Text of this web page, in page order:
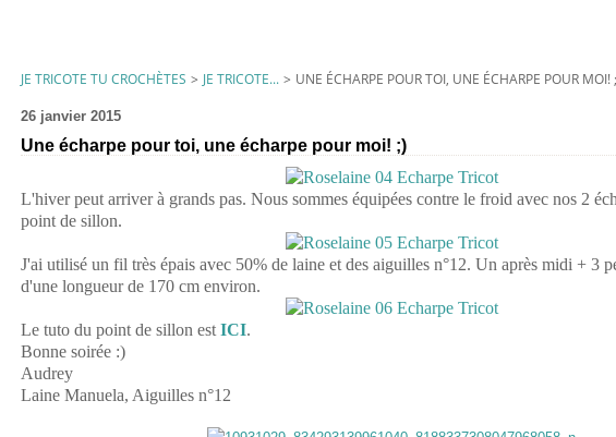
JE TRICOTE TU CROCHÈTES > JE TRICOTE... > UNE ÉCHARPE POUR TOI, UNE ÉCHARPE POUR MOI!
26 janvier 2015
Une écharpe pour toi, une écharpe pour moi! ;)
L'hiver peut arriver à grands pas. Nous sommes équipées contre le froid avec nos 2
point de sillon.
J'ai utilisé un fil très épais avec 50% de laine et des aiguilles n°12. Un après midi + 3
d'une longueur de 170 cm environ.
Le tuto du point de sillon est ICI.
Bonne soirée :)
Audrey
Laine Manuela, Aiguilles n°12